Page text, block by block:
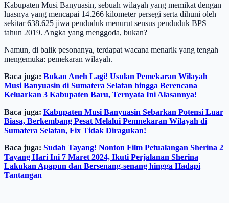
Kabupaten Musi Banyuasin, sebuah wilayah yang memikat dengan
luasnya yang mencapai 14.266 kilometer persegi serta dihuni oleh
sekitar 638.625 jiwa penduduk menurut sensus penduduk BPS
tahun 2019. Angka yang menggoda, bukan?
Namun, di balik pesonanya, terdapat wacana menarik yang tengah
mengemuka: pemekaran wilayah.
Baca juga: Bukan Aneh Lagi! Usulan Pemekaran Wilayah
Musi Banyuasin di Sumatera Selatan hingga Berencana
Keluarkan 3 Kabupaten Baru, Ternyata Ini Alasannya!
Baca juga: Kabupaten Musi Banyuasin Sebarkan Potensi Luar
Biasa, Berkembang Pesat Melalui Pemnekaran Wilayah di
Sumatera Selatan, Fix Tidak Diragukan!
Baca juga: Sudah Tayang! Nonton Film Petualangan Sherina 2
Tayang Hari Ini 7 Maret 2024, Ikuti Perjalanan Sherina
Lakukan Apapun dan Bersenang-senang hingga Hadapi
Tantangan